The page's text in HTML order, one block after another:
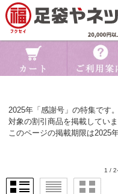
2025年「感謝号」の特集です。
対象の割引商品を掲載していま
このページの掲載期限は2025
1 / 2